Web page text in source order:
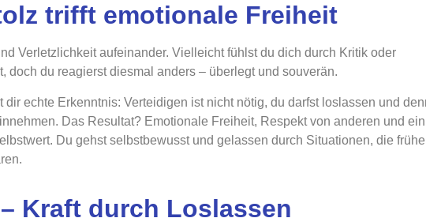
trifft emotionale Freiheit
Verletzlichkeit aufeinander. Vielleicht fühlst du dich durch Kritik oder
doch du reagierst diesmal anders – überlegt und souverän.
dir echte Erkenntnis: Verteidigen ist nicht nötig, du darfst loslassen und
Das Resultat? Emotionale Freiheit, Respekt von anderen und ein
Du gehst selbstbewusst und gelassen durch Situationen, die
Kraft durch Loslassen